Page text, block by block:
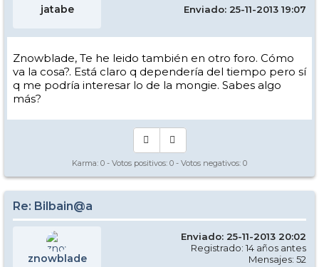
jatabe Enviado: 25-11-2013 19:07
Znowblade, Te he leido también en otro foro. Cómo
va la cosa?. Está claro q dependería del tiempo pero sí
q me podría interesar lo de la mongie. Sabes algo
más?
Karma: 0 - Votos positivos: 0 - Votos negativos: 0
Re: Bilbain@a
znowblade
Enviado: 25-11-2013 20:02
Registrado: 14 años antes
Mensajes: 52